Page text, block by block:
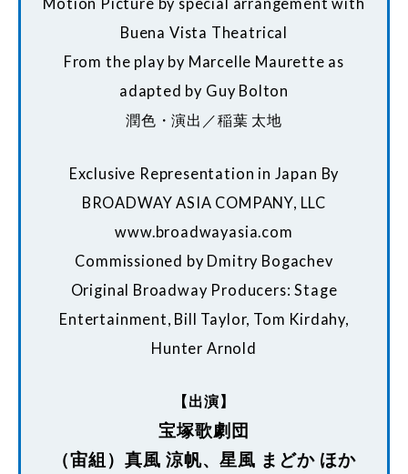
Motion Picture by special arrangement with
Buena Vista Theatrical
From the play by Marcelle Maurette as
adapted by Guy Bolton
潤色・演出／稲葉 太地
Exclusive Representation in Japan By
BROADWAY ASIA COMPANY, LLC
www.broadwayasia.com
Commissioned by Dmitry Bogachev
Original Broadway Producers: Stage
Entertainment, Bill Taylor, Tom Kirdahy,
Hunter Arnold
【出演】
宝塚歌劇団
（宙組）真風 涼帆、星風 まどか ほか